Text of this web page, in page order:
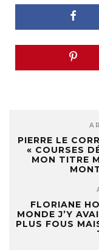
PIERRE LE
« COURSES
MON TITRE
FLORIANE
MONDE J’Y
PLUS FOUS